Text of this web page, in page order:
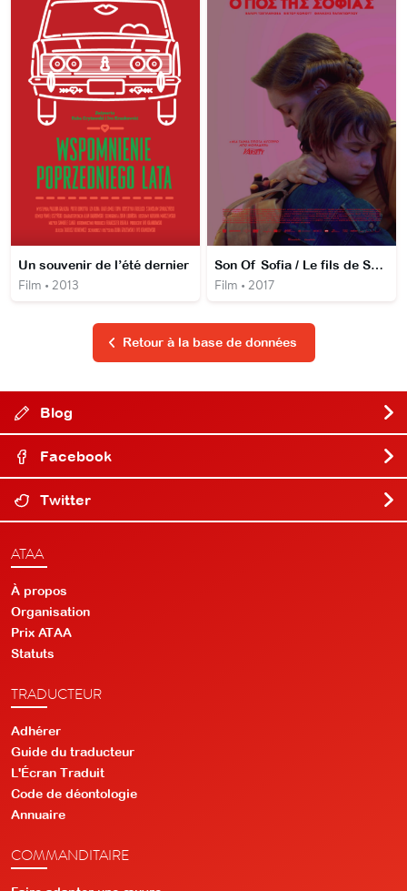
Un souvenir de l’été dernier
Film • 2013
Son Of Sofia / Le fils de Sofia
Film • 2017
Retour à la base de données
Blog
Facebook
Twitter
ATAA
À propos
Organisation
Prix ATAA
Statuts
TRADUCTEUR
Adhérer
Guide du traducteur
L'Écran Traduit
Code de déontologie
Annuaire
COMMANDITAIRE